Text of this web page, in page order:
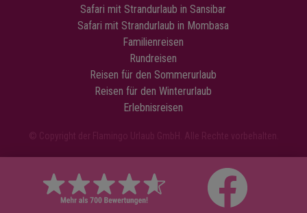
Safari mit Strandurlaub in Sansibar
Safari mit Strandurlaub in Mombasa
Familienreisen
Rundreisen
Reisen für den Sommerurlaub
Reisen für den Winterurlaub
Erlebnisreisen